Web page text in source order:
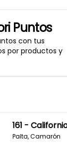
Puntos
con tus
por productos y
161 -
Palta, Camarón